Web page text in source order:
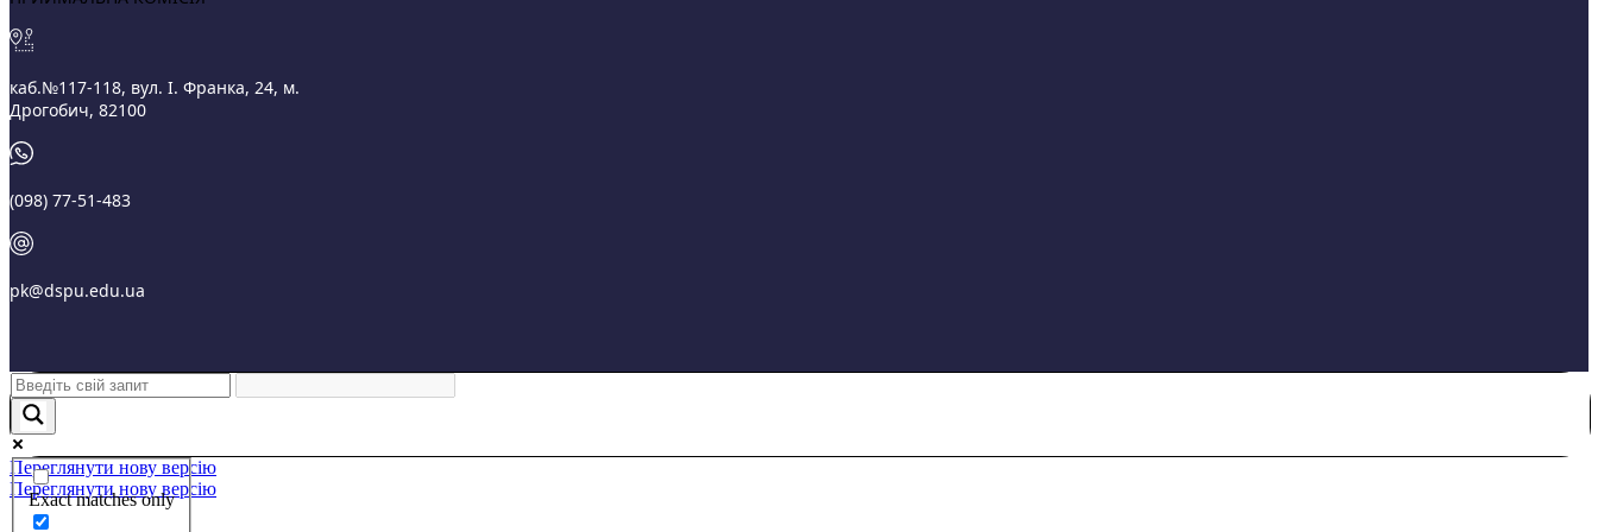
каб.№117-118, вул. І. Франка, 24, м.
Дрогобич, 82100
(098) 77-51-483
pk@dspu.edu.ua
Exact matches only
Переглянути нову версію
Переглянути нову версію